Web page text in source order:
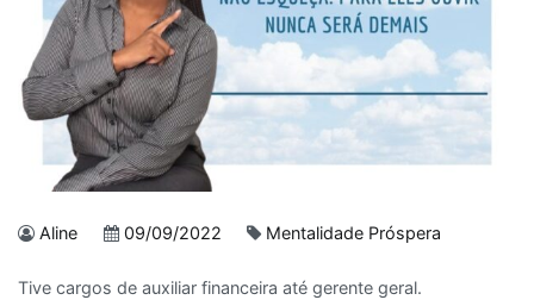
Aline 09/09/2022 Mentalidade Próspera
Tive cargos de auxiliar financeira até gerente geral.